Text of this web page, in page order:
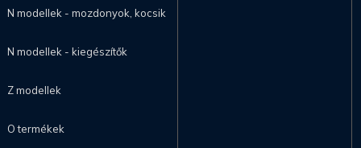
N modellek - mozdonyok, kocsik
N modellek - kiegészítők
Z modellek
O termékek